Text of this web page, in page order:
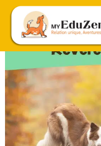
Prendre et maintenir la